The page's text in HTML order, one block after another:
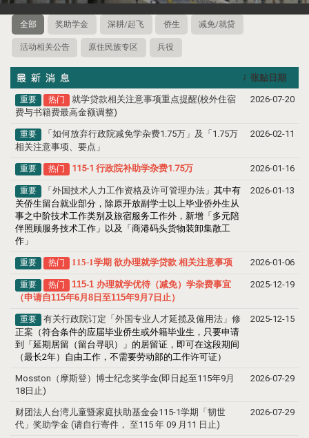
全部 奖助学金 深耕/起飞 侨生 减免/就贷
活动相关公告 原住民族专区 兵役
标题
张贴日期
重要 热门
就学贷款相关注意事项重点提醒(校外住宿
费与书籍费最高金额调整)
2026-07-20
重要
「如何放弃行政院减免学杂费1.75万」及「1.75万
相关注意事项、要点」
2026-02-11
重要 热门 115-1 行政院补助学杂费1.75万 2026-01-16
重要 「外国技术人力工作资格及许可管理办法」 其中有
关侨生留台就业部分，除原开放副学士以上毕业侨外生从
事之中阶技术工作类别及旅宿服务工作外，新增「多元陪
伴照顾服务技术工作」以及「商港码头货物装卸集散工
作」
2026-01-13
重要 热门 115-1学期 欲办理就学贷款 相关注意事项 2026-01-06
重要 热门
115-1 办理就学优待（减免）学杂费事宜
（申请自115年6月8日至115年9月7日止）
2025-12-19
重要
有关行政院订定「外国专业人才延揽及僱用法」修
正案 （符合条件的应届毕业侨生或外籍毕业生，只要申请
到「延期居留（留台寻职）」的居留证，即可在这段期间
（最长2年）自由工作，不需要劳动部的工作许可证）
2025-12-15
Mosston（摩斯登）博士纪念奖学金(即日起至115年9月
18日止)
2026-07-29
财团法人台湾儿童暨家庭扶助基金会115-1学期「韧世
代」奖助学金 (请自行寄件， 至115 年 09 月11 日止)
2026-07-29